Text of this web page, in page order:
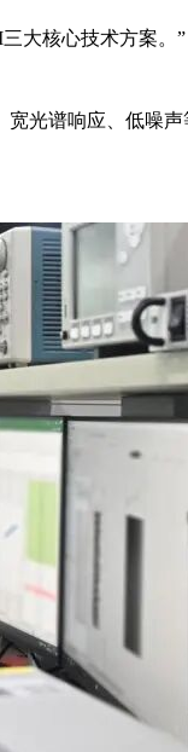
大核心技术方案。”
光谱响应、低噪